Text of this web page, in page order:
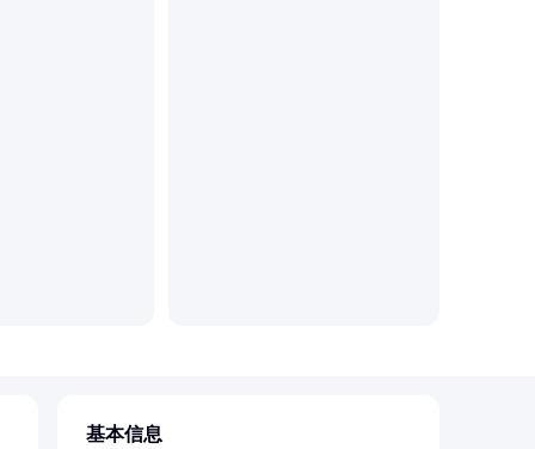
基本信息